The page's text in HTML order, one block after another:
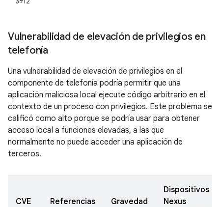
Vulnerabilidad de elevación de privilegios en
telefonía
Una vulnerabilidad de elevación de privilegios en el
componente de telefonía podría permitir que una
aplicación maliciosa local ejecute código arbitrario en el
contexto de un proceso con privilegios. Este problema se
calificó como alto porque se podría usar para obtener
acceso local a funciones elevadas, a las que
normalmente no puede acceder una aplicación de
terceros.
CVE Referencias Gravedad
Dispositivos
Nexus